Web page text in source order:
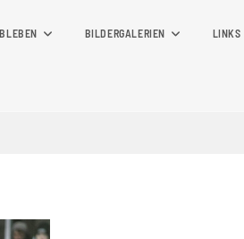
BILDERGALERIEN LINKS